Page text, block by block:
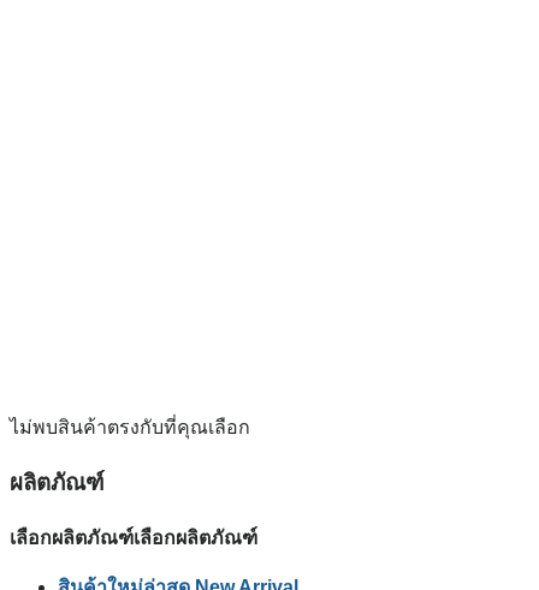
ไม่พบสินค้าตรงกับที่คุณเลือก
ผลิตภัณฑ์
เลือกผลิตภัณฑ์เลือกผลิตภัณฑ์